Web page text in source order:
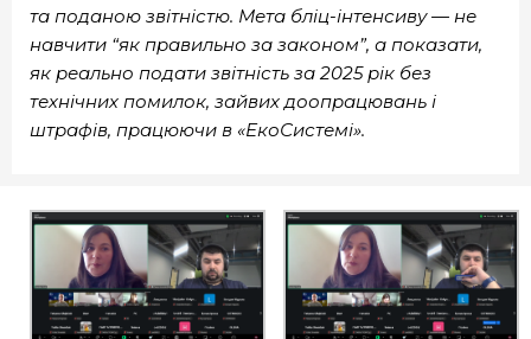
та поданою звітністю. Мета бліц-інтенсиву — не
навчити “як правильно за законом”, а показати,
як реально подати звітність за 2025 рік без
технічних помилок, зайвих доопрацювань і
штрафів, працюючи в «ЕкоСистемі».